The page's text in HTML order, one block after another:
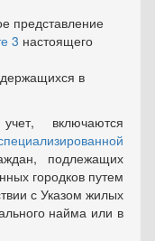
представление
3 настоящего
в
включаются
под­лежащих
городков путем
с Указом жилых
найма или в